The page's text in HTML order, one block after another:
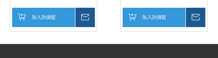
加入詢價籃 加入詢價籃